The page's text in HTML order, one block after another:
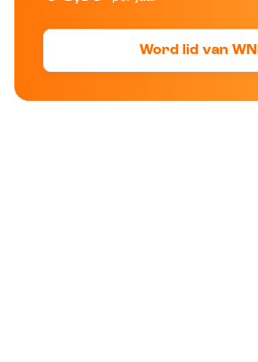
Word lid van